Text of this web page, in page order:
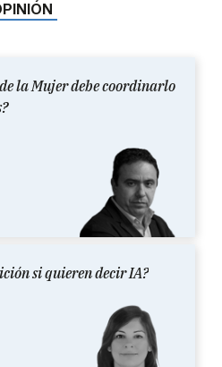
la Mujer debe coordinarlo
si quieren decir IA?